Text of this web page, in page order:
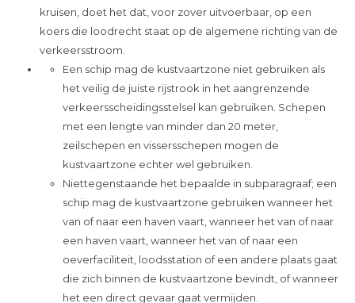
kruisen, doet het dat, voor zover uitvoerbaar, op een
koers die loodrecht staat op de algemene richting van de
verkeersstroom.
Een schip mag de kustvaartzone niet gebruiken als
het veilig de juiste rijstrook in het aangrenzende
verkeersscheidingsstelsel kan gebruiken. Schepen
met een lengte van minder dan 20 meter,
zeilschepen en vissersschepen mogen de
kustvaartzone echter wel gebruiken.
Niettegenstaande het bepaalde in subparagraaf; een
schip mag de kustvaartzone gebruiken wanneer het
van of naar een haven vaart, wanneer het van of naar
een haven vaart, wanneer het van of naar een
oeverfaciliteit, loodsstation of een andere plaats gaat
die zich binnen de kustvaartzone bevindt, of wanneer
het een direct gevaar gaat vermijden.